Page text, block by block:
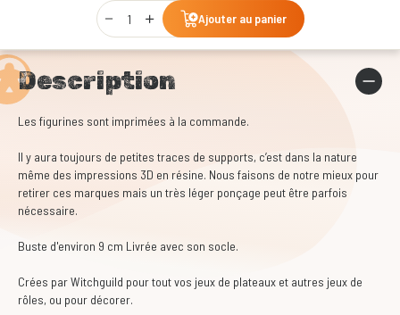
Qty
Ajouter au panier
Description
Les figurines sont imprimées à la commande.
Il y aura toujours de petites traces de supports, c’est dans la nature
même des impressions 3D en résine. Nous faisons de notre mieux pour
retirer ces marques mais un très léger ponçage peut être parfois
nécessaire.
Buste d'environ 9 cm Livrée avec son socle.
Crées par Witchguild pour tout vos jeux de plateaux et autres jeux de
rôles, ou pour décorer.